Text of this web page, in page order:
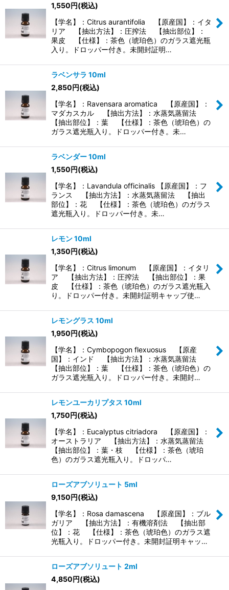
1,550円(税込)
【学名】：Citrus aurantifolia 【原産国】：イタ
リア 【抽出方法】：圧搾法 【抽出部位】：
果皮 【仕様】：茶色（琥珀色）のガラス遮光瓶
入り。ドロッパー付き。未開封証明…
ラベンサラ 10ml
2,850円(税込)
【学名】：Ravensara aromatica 【原産国】：
マダカスカル 【抽出方法】：水蒸気蒸留法
【抽出部位】：葉 【仕様】：茶色（琥珀色）の
ガラス遮光瓶入り。ドロッパー付き。未…
ラベンダー 10ml
1,550円(税込)
【学名】：Lavandula officinalis 【原産国】：フ
ランス 【抽出方法】：水蒸気蒸留法 【抽出
部位】：花 【仕様】：茶色（琥珀色）のガラス
遮光瓶入り。ドロッパー付き。未…
レモン 10ml
1,350円(税込)
【学名】：Citrus limonum 【原産国】：イタリ
ア 【抽出方法】：圧搾法 【抽出部位】：果
皮 【仕様】：茶色（琥珀色）のガラス遮光瓶入
り。ドロッパー付き。未開封証明キャップ使…
レモングラス 10ml
1,950円(税込)
【学名】：Cymbopogon flexuosus 【原産
国】：インド 【抽出方法】：水蒸気蒸留法
【抽出部位】：葉 【仕様】：茶色（琥珀色）の
ガラス遮光瓶入り。ドロッパー付き。未開封…
レモンユーカリプタス 10ml
1,750円(税込)
【学名】：Eucalyptus citriadora 【原産国】：
オーストラリア 【抽出方法】：水蒸気蒸留法
【抽出部位】：葉・枝 【仕様】：茶色（琥珀
色）のガラス遮光瓶入り。ドロッパ…
ローズアブソリュート 5ml
9,150円(税込)
【学名】：Rosa damascena 【原産国】：ブル
ガリア 【抽出方法】：有機溶剤法 【抽出部
位】：花 【仕様】：茶色（琥珀色）のガラス遮
光瓶入り。ドロッパー付き。未開封証明キャッ…
ローズアブソリュート 2ml
4,850円(税込)